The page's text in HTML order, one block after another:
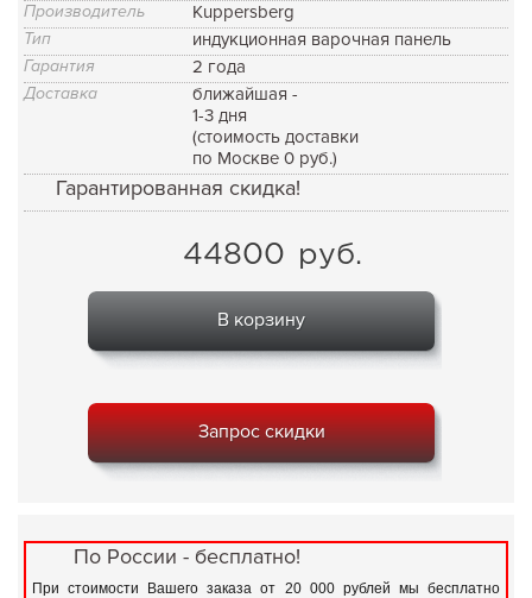
Производитель Kuppersberg
Тип индукционная варочная панель
Гарантия 2 года
Доставка
ближайшая -
1-3 дня
(стоимость доставки
по Москве 0 руб.)
Гарантированная скидка!
44800 руб.
В корзину
Запрос скидки
По России - бесплатно!
При стоимости Вашего заказа от 20 000 рублей мы бесплатно